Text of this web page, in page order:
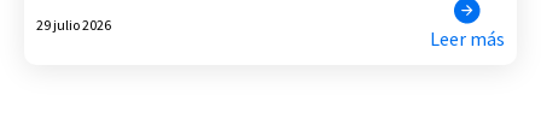
29 julio 2026
Leer más